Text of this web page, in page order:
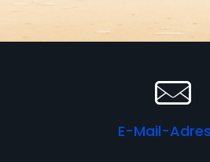
E-Mail-